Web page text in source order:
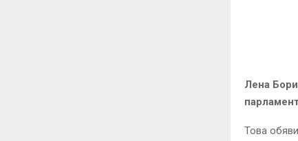
Лена
Това